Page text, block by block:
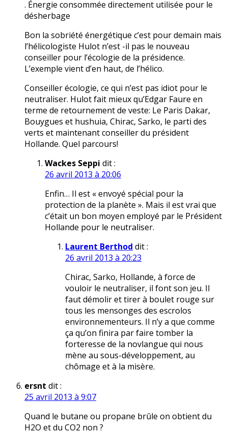
. Énergie consommée directement utilisée pour le
désherbage
Bon la sobriété énergétique c’est pour demain mais
l’hélicologiste Hulot n’est -il pas le nouveau
conseiller pour l’écologie de la présidence.
L’exemple vient d’en haut, de l’hélico.
Conseiller écologie, ce qui n’est pas idiot pour le
neutraliser. Hulot fait mieux qu’Edgar Faure en
terme de retournement de veste: Le Paris Dakar,
Bouygues et hushuia, Chirac, Sarko, le parti des
verts et maintenant conseiller du président
Hollande. Quel parcours!
Wackes Seppi dit :
26 avril 2013 à 20:06
Enfin… Il est « envoyé spécial pour la
protection de la planète ». Mais il est vrai que
c’était un bon moyen employé par le Président
Hollande pour le neutraliser.
Laurent Berthod dit :
26 avril 2013 à 20:23
Chirac, Sarko, Hollande, à force de
vouloir le neutraliser, il font son jeu. Il
faut démolir et tirer à boulet rouge sur
tous les mensonges des escrolos
environnementeurs. Il n’y a que comme
ça qu’on finira par faire tomber la
forteresse de la novlangue qui nous
mène au sous-développement, au
chômage et à la misère.
ersnt dit :
25 avril 2013 à 9:07
Quand le butane ou propane brûle on obtient du
H2O et du CO2 non ?